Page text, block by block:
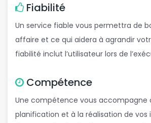
Fiabilité
Un service fiable vous permettra de
affaire et ce qui aidera à agrandir
fiabilité inclut l’utilisateur lors de
Compétence
Une compétence vous accompagne
planification et à la réalisation de vos